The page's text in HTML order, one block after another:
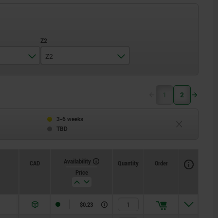
Z2
1 2
3-6 weeks
TBD
CAD
Availability
Price
Quantity Order
$0.23